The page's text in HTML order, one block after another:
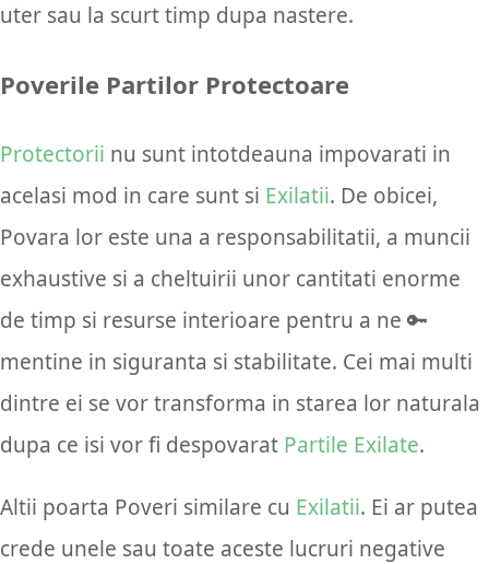
uter sau la scurt timp dupa nastere.
Poverile Partilor Protectoare
Protectorii nu sunt intotdeauna impovarati in
acelasi mod in care sunt si Exilatii. De obicei,
Povara lor este una a responsabilitatii, a muncii
exhaustive si a cheltuirii unor cantitati enorme
de timp si resurse interioare pentru a ne 🔑
mentine in siguranta si stabilitate. Cei mai multi
dintre ei se vor transforma in starea lor naturala
dupa ce isi vor fi despovarat Partile Exilate.
Altii poarta Poveri similare cu Exilatii. Ei ar putea
crede unele sau toate aceste lucruri negative